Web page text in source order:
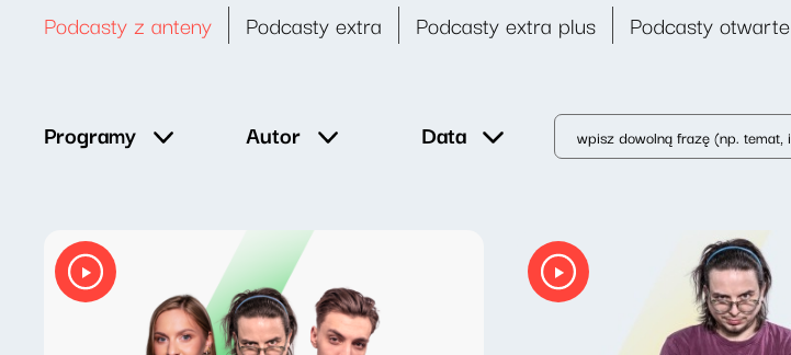
Podcasty z anteny Podcasty extra Podcasty extra plus Podcasty otwarte
Programy Autor Data